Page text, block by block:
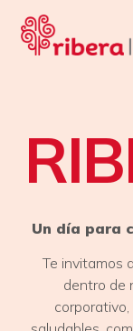
Un día para
Te invitamos
dentro de